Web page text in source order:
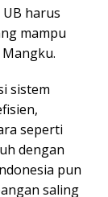
harus
mampu
sistem
seperti
dengan
pun
saling